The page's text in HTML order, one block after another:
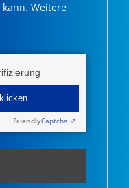
Weitere
FriendlyCaptcha ⇗